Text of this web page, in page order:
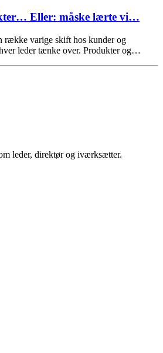
Eller: måske lærte vi…
række varige skift hos kunder og
leder tænke over. Produkter og…
leder, direktør og iværksætter.